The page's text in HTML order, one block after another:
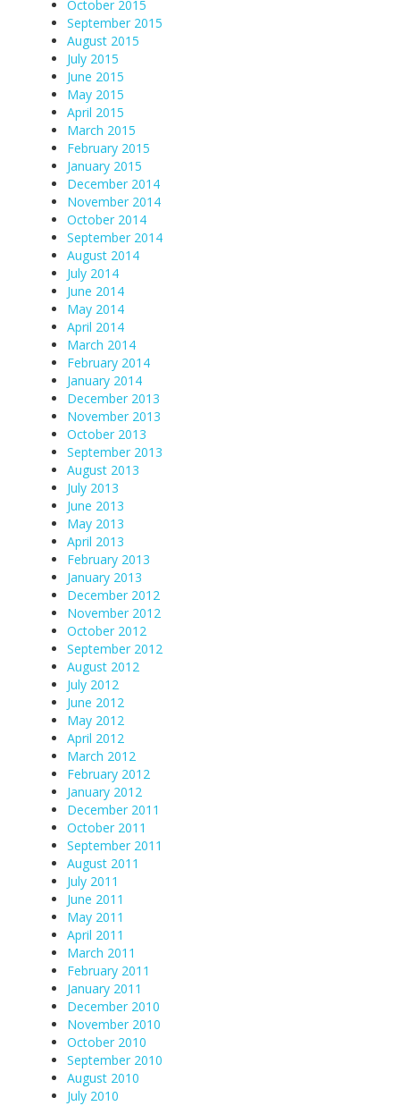
October 2015
September 2015
August 2015
July 2015
June 2015
May 2015
April 2015
March 2015
February 2015
January 2015
December 2014
November 2014
October 2014
September 2014
August 2014
July 2014
June 2014
May 2014
April 2014
March 2014
February 2014
January 2014
December 2013
November 2013
October 2013
September 2013
August 2013
July 2013
June 2013
May 2013
April 2013
February 2013
January 2013
December 2012
November 2012
October 2012
September 2012
August 2012
July 2012
June 2012
May 2012
April 2012
March 2012
February 2012
January 2012
December 2011
October 2011
September 2011
August 2011
July 2011
June 2011
May 2011
April 2011
March 2011
February 2011
January 2011
December 2010
November 2010
October 2010
September 2010
August 2010
July 2010